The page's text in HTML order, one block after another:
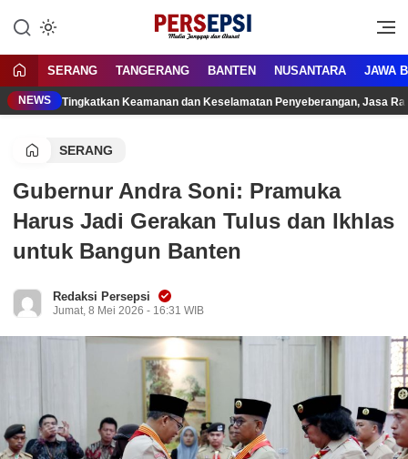
konten
Persepsi.co.id
Media Tanggap Dan Akurat
SERANG TANGERANG BANTEN NUSANTARA JAWA
NEWS Tingkatkan Keamanan dan Keselamatan Penyeberangan, Jasa
SERANG
Gubernur Andra Soni: Pramuka
Harus Jadi Gerakan Tulus dan Ikhlas
untuk Bangun Banten
Redaksi Persepsi
Jumat, 8 Mei 2026 - 16:31 WIB